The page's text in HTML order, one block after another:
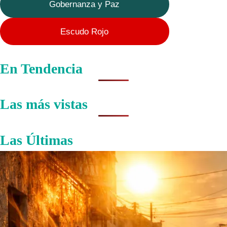
Gobernanza y Paz
Escudo Rojo
En Tendencia
Las más vistas
Las Últimas